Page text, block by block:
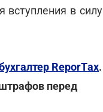
вступления в силу
ReporTах.
перед